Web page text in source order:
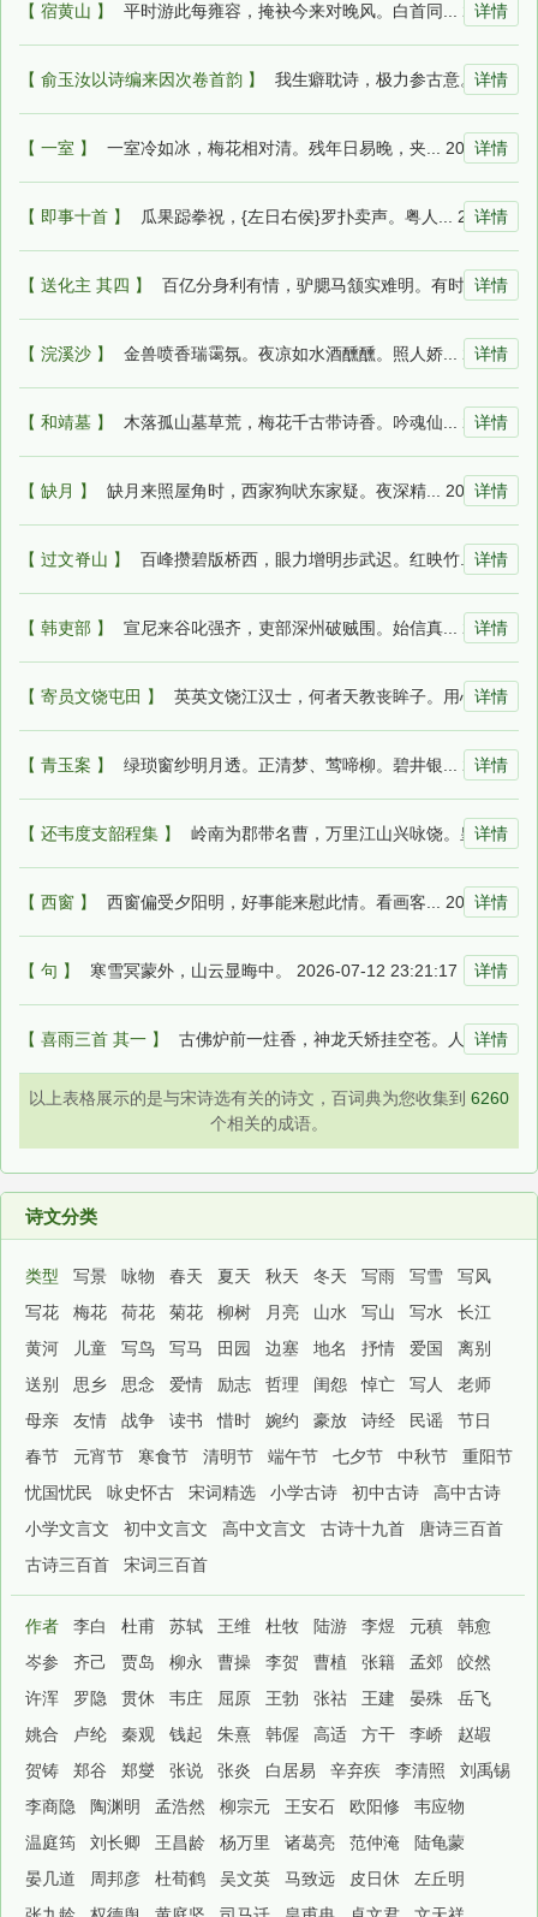
【 宿黄山 】 平时游此每雍容，掩袂今来对晚风。白首同... 2026-07-12 23:59:26
详情
【 俞玉汝以诗编来因次卷首韵 】 我生癖耽诗，极力参古意。寥寥千百年，所... 2026-07-12 23:47:48详情
【 一室 】 一室冷如冰，梅花相对清。残年日易晚，夹... 2026-07-12 23:42:17
详情
【 即事十首 】 瓜果跽拳祝，{左日右侯}罗扑卖声。粤人... 2026-07-12 23:40:19
详情
【 送化主 其四 】 百亿分身利有情，驴腮马颔实难明。有时闹... 2026-07-12 23:34:25
详情
【 浣溪沙 】 金兽喷香瑞霭氛。夜凉如水酒醺醺。照人娇... 2026-07-12 23:34:22
详情
【 和靖墓 】 木落孤山墓草荒，梅花千古带诗香。吟魂仙... 2026-07-12 23:32:25
详情
【 缺月 】 缺月来照屋角时，西家狗吠东家疑。夜深精... 2026-07-12 23:31:02
详情
【 过文脊山 】 百峰攒碧版桥西，眼力增明步武迟。红映竹... 2026-07-12 23:29:31
详情
【 韩吏部 】 宣尼来谷叱强齐，吏部深州破贼围。始信真... 2026-07-12 23:29:30
详情
【 寄员文饶屯田 】 英英文饶江汉士，何者天教丧眸子。用心专... 2026-07-12 23:28:54
详情
【 青玉案 】 绿琐窗纱明月透。正清梦、莺啼柳。碧井银... 2026-07-12 23:28:21
详情
【 还韦度支韶程集 】 岭南为郡带名曹，万里江山兴咏饶。皇宋声... 2026-07-12 23:26:16详情
【 西窗 】 西窗偏受夕阳明，好事能来慰此情。看画客... 2026-07-12 23:24:58
详情
【 句 】 寒雪冥蒙外，山云显晦中。 2026-07-12 23:21:17 详情
【 喜雨三首 其一 】 古佛炉前一炷香，神龙夭矫挂空苍。人閒祥... 2026-07-12 22:49:42
详情
以上表格展示的是与宋诗选有关的诗文，百词典为您收集到 6260
个相关的成语。
诗文分类
类型 写景 咏物 春天 夏天 秋天 冬天 写雨 写雪
写风
写花
梅花 荷花 菊花 柳树 月亮 山水 写山 写水
长江
黄河
儿童 写鸟 写马 田园 边塞 地名 抒情 爱国
离别
送别
思乡 思念 爱情 励志 哲理 闺怨 悼亡 写人
老师
母亲
友情 战争 读书 惜时 婉约 豪放 诗经 民谣
节日
春节
元宵节 寒食节 清明节 端午节 七夕节 中秋节
重阳节
忧国忧民
咏史怀古 宋词精选 小学古诗 初中古诗
高中古诗
小学文言文
初中文言文 高中文言文 古诗十九首
唐诗三百首
古诗三百首
宋词三百首
作者 李白 杜甫 苏轼 王维 杜牧 陆游 李煜 元稹
韩愈
岑参
齐己 贾岛 柳永 曹操 李贺 曹植 张籍 孟郊
皎然
许浑
罗隐 贯休 韦庄 屈原 王勃 张祜 王建 晏殊
岳飞
姚合
卢纶 秦观 钱起 朱熹 韩偓 高适 方干 李峤
赵嘏
贺铸
郑谷 郑燮 张说 张炎 白居易 辛弃疾 李清照
刘禹锡
李商隐
陶渊明 孟浩然 柳宗元 王安石 欧阳修
韦应物
温庭筠
刘长卿 王昌龄 杨万里 诸葛亮 范仲淹
陆龟蒙
晏几道
周邦彦 杜荀鹤 吴文英 马致远 皮日休
左丘明